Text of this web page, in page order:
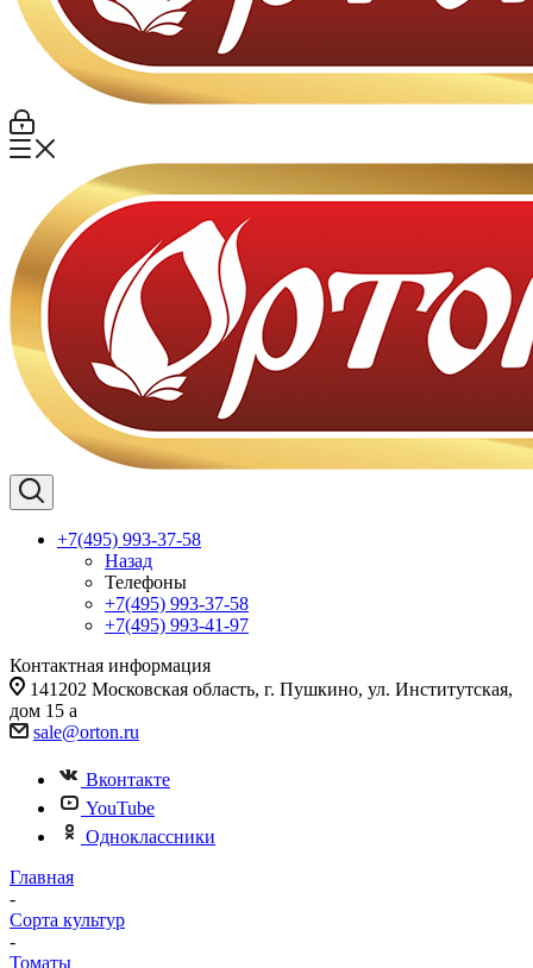
+7(495) 993-37-58
Назад
Телефоны
+7(495) 993-37-58
+7(495) 993-41-97
Контактная информация
141202 Московская область, г. Пушкино, ул. Институтская,
дом 15 а
sale@orton.ru
Вконтакте
YouTube
Одноклассники
Главная
-
Сорта культур
-
Томаты